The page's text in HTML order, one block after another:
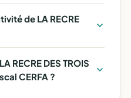
de LA RECRE
RECRE DES TROIS
CERFA ?